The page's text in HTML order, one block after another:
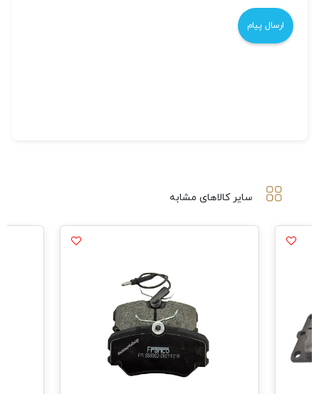
سایر کالاهای مشابه